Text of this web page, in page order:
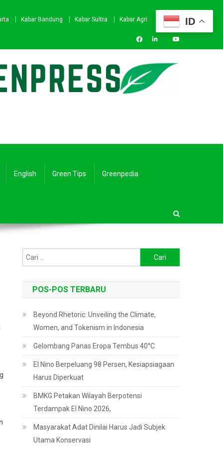
Kabar Bandung Kabar Sultra
Kabar Agri
English Green Tips Greenpedia
untuk:
POS-POS TERBARU
Beyond Rhetoric: Unveiling the Climate,
Women, and Tokenism in Indonesia
Gelombang Panas Eropa Tembus 40°C
El Nino Berpeluang 98 Persen, Kesiapsiagaan
Harus Diperkuat
BMKG Petakan Wilayah Berpotensi
Terdampak El Nino 2026,
Masyarakat Adat Dinilai Harus Jadi Subjek
Utama Konservasi
ID